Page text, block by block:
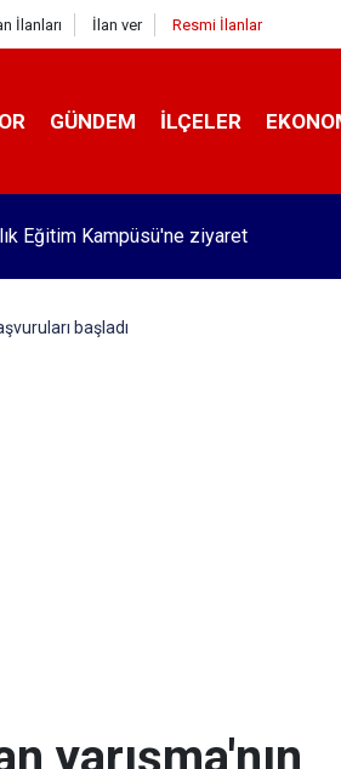
İlanları İlan ver Resmi İlanlar
GÜNDEM İLÇELER
ziyareti
başladı
yarışma'nın